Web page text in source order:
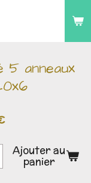
5 anneaux
Ajouter au
panier